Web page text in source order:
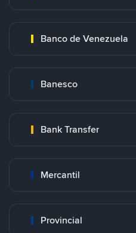
Banco de Venezuela
Banesco
Bank Transfer
Mercantil
Provincial